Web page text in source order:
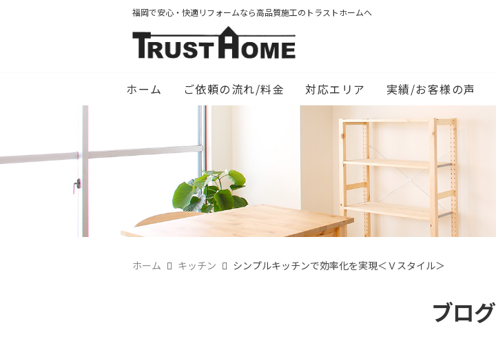
福岡で安心・快適リフォームなら高品質施工のトラストホームへ
ホーム ご依頼の流れ/料金 対応エリア 実績/お客様の声
ホーム キッチン シンプルキッチンで効率化を実現＜Ｖスタイル＞
ブログ